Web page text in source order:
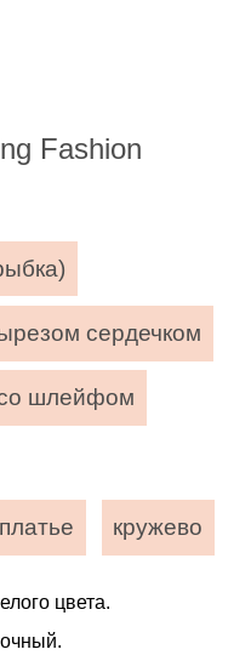
Fashion
сердечком
шлейфом
кружево
цвета.